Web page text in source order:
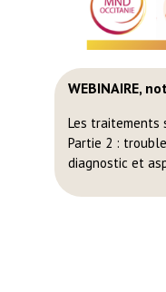
WEBINAIRE,
Les traitements
Partie 2 :
diagnostic et